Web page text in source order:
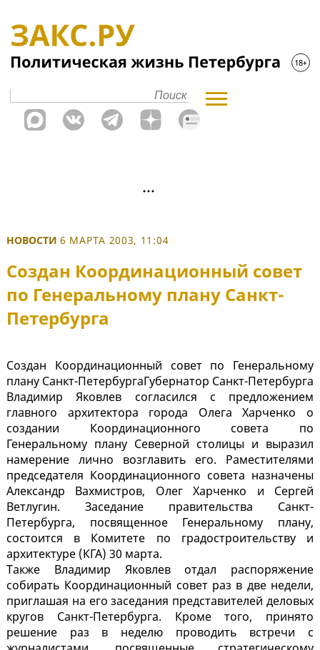
НОВОСТИ 6 МАРТА 2003, 11:04
Создан Координационный совет
по Генеральному плану Санкт-
Петербурга
Создан Координационный совет по Генеральному
плану Санкт-ПетербургаГубернатор Санкт-Петербурга
Владимир Яковлев согласился с предложением
главного архитектора города Олега Харченко о
создании Координационного совета по
Генеральному плану Северной столицы и выразил
намерение лично возглавить его. Pаместителями
председателя Координационного совета назначены
Александр Вахмистров, Олег Харченко и Сергей
Ветлугин. Заседание правительства Санкт-
Петербурга, посвященное Генеральному плану,
состоится в Комитете по градостроительству и
архитектуре (КГА) 30 марта.
Также Владимир Яковлев отдал распоряжение
собирать Координационный совет раз в две недели,
приглашая на его заседания представителей деловых
кругов Санкт-Петербурга. Кроме того, принято
решение раз в неделю проводить встречи с